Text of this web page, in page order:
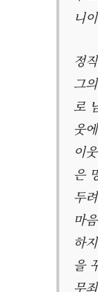
니
정
그
로
웃
이
은
두
마
하
을
무